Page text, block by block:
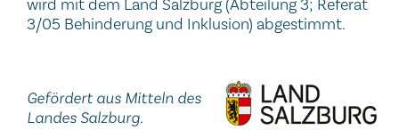
wird mit dem Land Salzburg (Abteilung 3; Referat
3/05 Behinderung und Inklusion) abgestimmt.
Gefördert aus Mitteln des
Landes Salzburg.